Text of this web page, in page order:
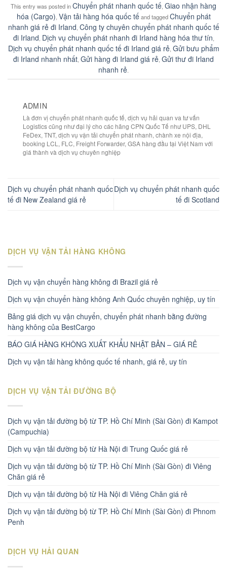
This entry was posted inChuyển phát nhanh quốc tế Giao nhận hàng
hóa (Cargo) Vận tải hàng hóa quốc tếand taggedChuyển phát
nhanh giá rẻ đi Irland Công ty chuyên chuyển phát nhanh quốc tế
đi Irland Dịch vụ chuyển phát nhanh đi Irland hàng hóa thư tín
Dịch vụ chuyển phát nhanh quốc tế đi Irland giá rẻ, Gửi bưu phẩm
đi Irland nhanh nhất Gửi hàng đi Irland giá rẻ Gửi thư đi Irland
nhanh rẻ
ADMIN
Là đơn vị chuyển phát nhanh quốc tế, dịch vụ hải quan va tư vấn
Logistics cũng như đại lý cho các hãng CPN Quốc Tế như UPS, DHL
FeDex, TNT, dịch vụ vận tải chuyển phát nhanh, chành xe nội địa,
booking LCL, FLC, Freight Forwarder, GSA hàng đầu tại Việt Nam với
giá thành và dịch vụ chuyên nghiệp
Dịch vụ chuyển phát nhanh quốc
tế đi New Zealand giá rẻ
Dịch vụ chuyển phát nhanh quốc
tế đi Scotland
DỊCH VỤ VẬN TẢI HÀNG KHÔNG
Dịch vụ vận chuyển hàng không đi Brazil giá rẻ
Dịch vụ vận chuyển hàng không Anh Quốc chuyên nghiệp, uy tín
Bảng giá dịch vụ vận chuyển, chuyển phát nhanh bằng đường
hàng không của BestCargo
BÁO GIÁ HÀNG KHÔNG XUẤT KHẨU NHẬT BẢN – GIÁ RẺ
Dịch vụ vận tải hàng không quốc tế nhanh, giá rẻ, uy tín
DỊCH VỤ VẬN TẢI ĐƯỜNG BỘ
Dịch vụ vận tải đường bộ từ TP. Hồ Chí Minh (Sài Gòn) đi Kampot
(Campuchia)
Dịch vụ vận tải đường bộ từ Hà Nội đi Trung Quốc giá rẻ
Dịch vụ vận tải đường bộ từ TP. Hồ Chí Minh (Sài Gòn) đi Viêng
Chăn giá rẻ
Dịch vụ vận tải đường bộ từ Hà Nội đi Viêng Chăn giá rẻ
Dịch vụ vận tải đường bộ từ TP. Hồ Chí Minh (Sài Gòn) đi Phnom
Penh
DỊCH VỤ HẢI QUAN